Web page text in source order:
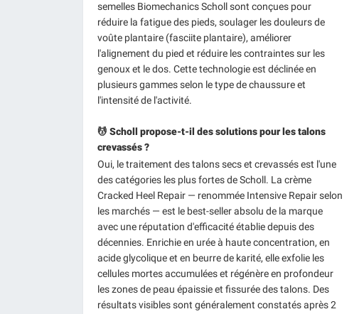
semelles Biomechanics Scholl sont conçues pour
réduire la fatigue des pieds, soulager les douleurs de
voûte plantaire (fasciite plantaire), améliorer
l'alignement du pied et réduire les contraintes sur les
genoux et le dos. Cette technologie est déclinée en
plusieurs gammes selon le type de chaussure et
l'intensité de l'activité.
💆 Scholl propose-t-il des solutions pour les talons
crevassés ?
Oui, le traitement des talons secs et crevassés est l'une
des catégories les plus fortes de Scholl. La crème
Cracked Heel Repair — renommée Intensive Repair selon
les marchés — est le best-seller absolu de la marque
avec une réputation d'efficacité établie depuis des
décennies. Enrichie en urée à haute concentration, en
acide glycolique et en beurre de karité, elle exfolie les
cellules mortes accumulées et régénère en profondeur
les zones de peau épaissie et fissurée des talons. Des
résultats visibles sont généralement constatés après 2